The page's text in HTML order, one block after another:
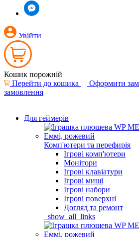
Увійти
Кошик порожній
Перейти до кошика
Оформити
замовлення
Для геймерів
Комп'ютери та перефирія
Ігрові комп'ютери
Монітори
Ігрові клавіатури
Ігрові миші
Ігрові набори
Ігрові поверхні
Догляд та ремонт
_show_all_links